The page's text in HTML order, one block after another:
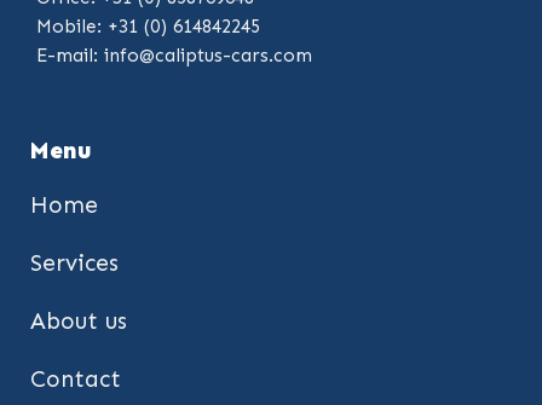
Mobile: +31 (0) 614842245
E-mail: info@caliptus-cars.com
Menu
Home
Services
About us
Contact